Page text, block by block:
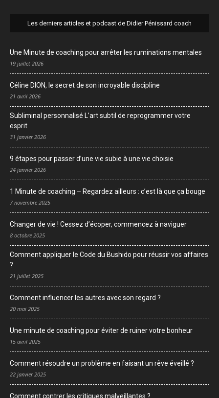
Les derniers articles et podcast de Didier Pénissard coach
Une Minute de coaching pour arrêter les ruminations mentales
19 juillet 2026
Céline DION, le secret de son incroyable discipline
21 avril 2026
Subliminal personnalisé L’art subtil de reprogrammer votre
esprit
31 janvier 2026
9 étapes pour passer d’une vie subie à une vie choisie
24 janvier 2026
1 Minute de coaching – Regardez ailleurs : c’est là que ça bouge
7 novembre 2025
Changer de vie ! Cessez d’écoper, commencez à naviguer
8 octobre 2025
Comment appliquer le Code du Bushido pour réussir vos affaires
?
21 juillet 2025
Comment influencer les autres avec son regard ?
20 mai 2025
Une minute de coaching pour éviter de ruiner votre bonheur
15 avril 2025
Comment résoudre un problème en faisant un rêve éveillé ?
22 janvier 2025
Comment contrer les critiques malveillantes ?